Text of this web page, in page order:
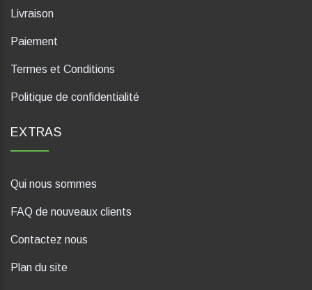
Livraison
Paiement
Termes et Conditions
Politique de confidentialité
EXTRAS
Qui nous sommes
FAQ de nouveaux clients
Contactez nous
Plan du site